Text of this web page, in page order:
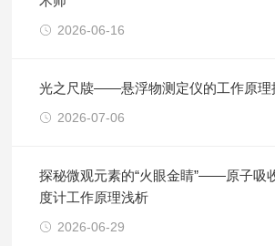
2026-06-16
光之尺牍——悬浮物测定仪的工作原理
2026-07-06
探秘微观元素的“火眼金睛”——原子吸
度计工作原理浅析
2026-06-29